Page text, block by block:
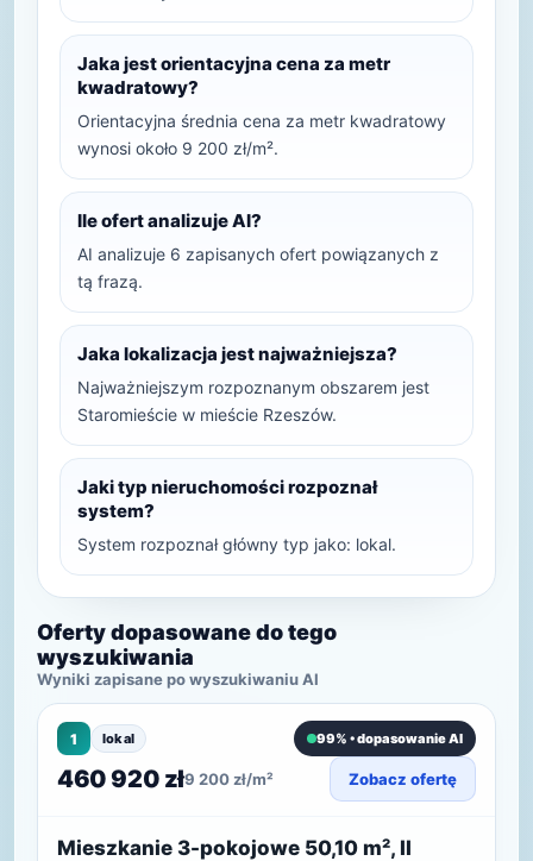
Jaka jest orientacyjna cena za metr
kwadratowy?
Orientacyjna średnia cena za metr kwadratowy
wynosi około 9 200 zł/m².
Ile ofert analizuje AI?
AI analizuje 6 zapisanych ofert powiązanych z
tą frazą.
Jaka lokalizacja jest najważniejsza?
Najważniejszym rozpoznanym obszarem jest
Staromieście w mieście Rzeszów.
Jaki typ nieruchomości rozpoznał
system?
System rozpoznał główny typ jako: lokal.
Oferty dopasowane do tego
wyszukiwania
Wyniki zapisane po wyszukiwaniu AI
1 lokal 99% • dopasowanie AI
460 920 zł9 200 zł/m² Zobacz ofertę
Mieszkanie 3-pokojowe 50,10 m², II